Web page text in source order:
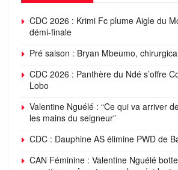
CDC 2026 : Krimi Fc plume Aigle du
démi-finale
Pré saison : Bryan Mbeumo,
CDC 2026 : Panthère du Ndé s’offre
Lobo
Valentine Nguélé : “Ce qui va arriver
les mains du seigneur”
CDC : Dauphine AS élimine PWD de
CAN Féminine : Valentine Nguélé